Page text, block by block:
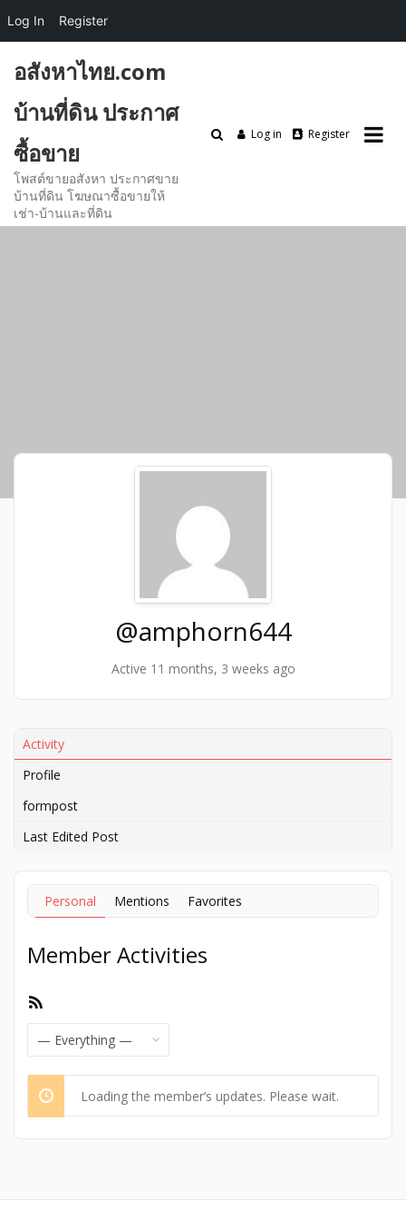
content
อสังหาไทย.com
บ้านที่ดิน ประกาศ
ซื้อขาย
โพสต์ขายอสังหา ประกาศขาย
บ้านที่ดิน โฆษณาซื้อขายให้
เช่า-บ้านและที่ดิน
Log in Register
@amphorn644
Active 11 months, 3 weeks ago
Activity
Profile
formpost
Last Edited Post
Personal Mentions Favorites
Member Activities
Loading the member’s updates. Please wait.
Log In Register